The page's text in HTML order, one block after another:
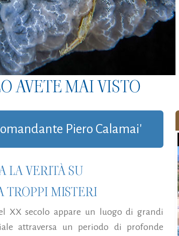
AVETE MAI VISTO
Piero Calamai'
LA VERITÀ SU
TROPPI MISTERI
XX secolo appare un luogo di grandi
attraversa un periodo di profonde